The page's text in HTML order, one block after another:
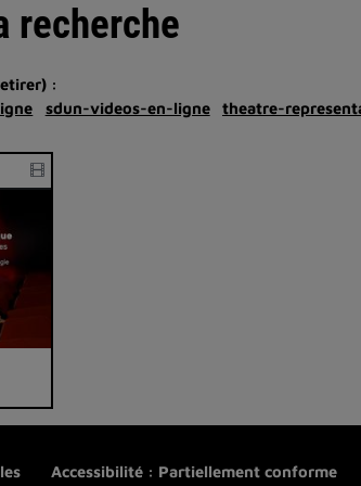
recherche
:
sdun-videos-en-ligne theatre-
Accessibilité : Partiellement conforme